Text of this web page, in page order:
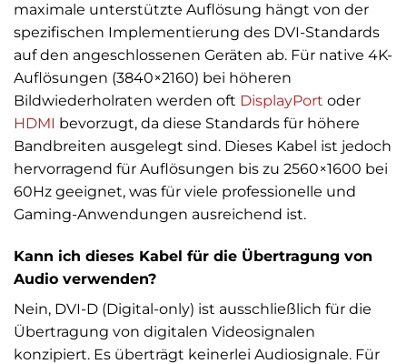
maximale unterstützte Auflösung hängt von der
spezifischen Implementierung des DVI-Standards
auf den angeschlossenen Geräten ab. Für native 4K-
Auflösungen (3840×2160) bei höheren
Bildwiederholraten werden oft DisplayPort oder
HDMI bevorzugt, da diese Standards für höhere
Bandbreiten ausgelegt sind. Dieses Kabel ist jedoch
hervorragend für Auflösungen bis zu 2560×1600 bei
60Hz geeignet, was für viele professionelle und
Gaming-Anwendungen ausreichend ist.
Kann ich dieses Kabel für die Übertragung von
Audio verwenden?
Nein, DVI-D (Digital-only) ist ausschließlich für die
Übertragung von digitalen Videosignalen
konzipiert. Es überträgt keinerlei Audiosignale. Für